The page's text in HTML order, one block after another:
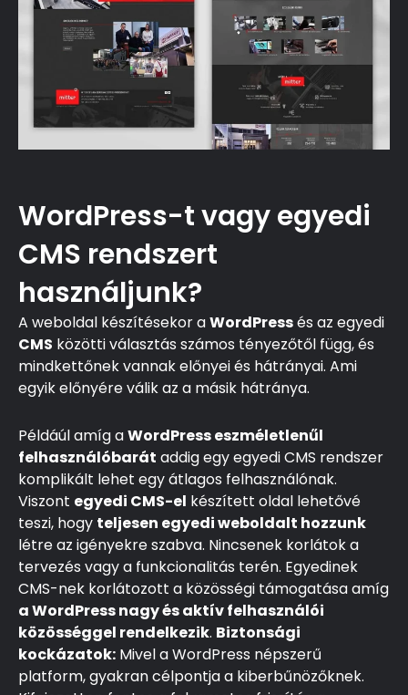
WordPress-t vagy egyedi
CMS rendszert
használjunk?
A weboldal készítésekor aWordPressés az egyedi
CMS közötti választás számos tényezőtől függ, és
mindkettőnek vannak előnyei és hátrányai. Ami
egyik előnyére válik az a másik hátránya.
Példáúl amíg aWordPress eszméletlenűl
felhasználóbarát addig egy egyedi CMS rendszer
komplikált lehet egy átlagos felhasználónak.
Viszont egyedi CMS-el készített oldal lehetővé
teszi, hogy teljesen egyedi weboldalt hozzunk
létre az igényekre szabva. Nincsenek korlátok a
tervezés vagy a funkcionalitás terén. Egyedinek
CMS-nek korlátozott a közösségi támogatása amíg
a WordPress nagy és aktív felhasználói
közösséggel rendelkezik. Biztonsági
kockázatok: Mivel a WordPress népszerű
platform, gyakran célpontja a kiberbűnözőknek.